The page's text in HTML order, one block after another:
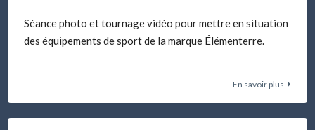
Séance photo et tournage vidéo pour mettre en situation
des équipements de sport de la marque Élémenterre.
En savoir plus